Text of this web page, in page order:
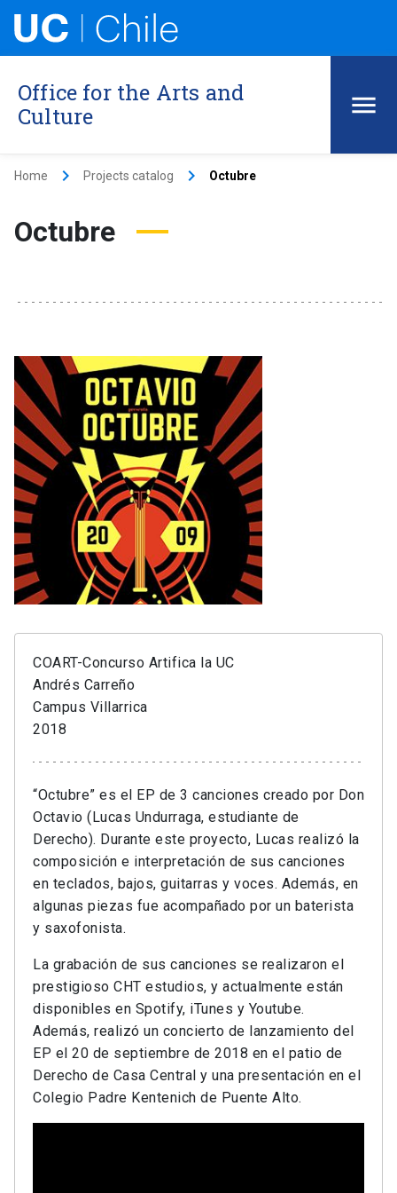
Office for the Arts and
Culture
Home keyboard_arrow_right Projects catalog keyboard_arrow_right Octubre
Octubre
COART-Concurso Artifica la UC
Andrés Carreño
Campus Villarrica
2018
“Octubre” es el EP de 3 canciones creado por Don
Octavio (Lucas Undurraga, estudiante de
Derecho). Durante este proyecto, Lucas realizó la
composición e interpretación de sus canciones
en teclados, bajos, guitarras y voces. Además, en
algunas piezas fue acompañado por un baterista
y saxofonista.
La grabación de sus canciones se realizaron el
prestigioso CHT estudios, y actualmente están
disponibles en Spotify, iTunes y Youtube.
Además, realizó un concierto de lanzamiento del
EP el 20 de septiembre de 2018 en el patio de
Derecho de Casa Central y una presentación en el
Colegio Padre Kentenich de Puente Alto.